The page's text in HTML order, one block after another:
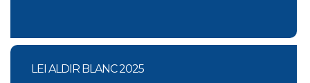
LEI ALDIR BLANC 2025